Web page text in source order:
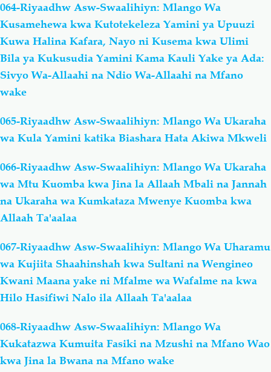
064-Riyaadhw Asw-Swaalihiyn: Mlango Wa
Kusamehewa kwa Kutotekeleza Yamini ya Upuuzi
Kuwa Halina Kafara, Nayo ni Kusema kwa Ulimi
Bila ya Kukusudia Yamini Kama Kauli Yake ya Ada:
Sivyo Wa-Allaahi na Ndio Wa-Allaahi na Mfano
wake
065-Riyaadhw Asw-Swaalihiyn: Mlango Wa Ukaraha
wa Kula Yamini katika Biashara Hata Akiwa Mkweli
066-Riyaadhw Asw-Swaalihiyn: Mlango Wa Ukaraha
wa Mtu Kuomba kwa Jina la Allaah Mbali na Jannah
na Ukaraha wa Kumkataza Mwenye Kuomba kwa
Allaah Ta'aalaa
067-Riyaadhw Asw-Swaalihiyn: Mlango Wa Uharamu
wa Kujiita Shaahinshah kwa Sultani na Wengineo
Kwani Maana yake ni Mfalme wa Wafalme na kwa
Hilo Hasifiwi Nalo ila Allaah Ta'aalaa
068-Riyaadhw Asw-Swaalihiyn: Mlango Wa
Kukatazwa Kumuita Fasiki na Mzushi na Mfano Wao
kwa Jina la Bwana na Mfano wake